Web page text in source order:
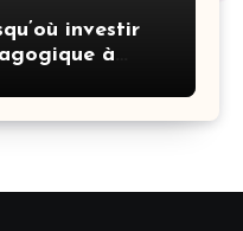
investir
à